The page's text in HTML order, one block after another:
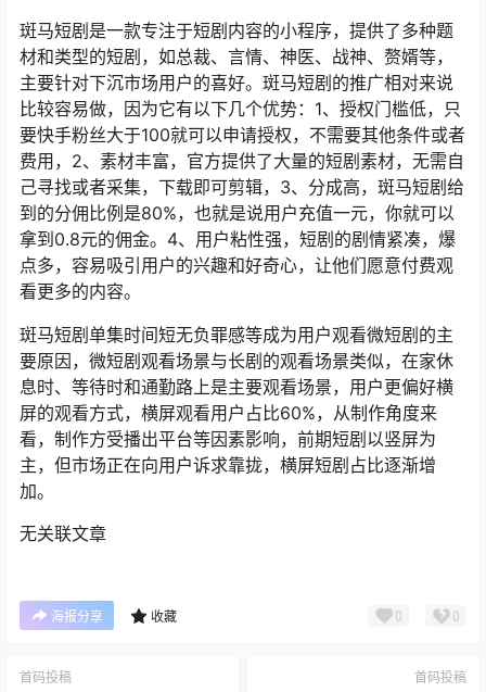
斑马短剧是一款专注于短剧内容的小程序，提供了多种题
材和类型的短剧，如总裁、言情、神医、战神、赘婿等，
主要针对下沉市场用户的喜好。斑马短剧的推广相对来说
比较容易做，因为它有以下几个优势：1、授权门槛低，只
要快手粉丝大于100就可以申请授权，不需要其他条件或者
费用，2、素材丰富，官方提供了大量的短剧素材，无需自
己寻找或者采集，下载即可剪辑，3、分成高，斑马短剧给
到的分佣比例是80%，也就是说用户充值一元，你就可以
拿到0.8元的佣金。4、用户粘性强，短剧的剧情紧凑，爆
点多，容易吸引用户的兴趣和好奇心，让他们愿意付费观
看更多的内容。
斑马短剧单集时间短无负罪感等成为用户观看微短剧的主
要原因，微短剧观看场景与长剧的观看场景类似，在家休
息时、等待时和通勤路上是主要观看场景，用户更偏好横
屏的观看方式，横屏观看用户占比60%，从制作角度来
看，制作方受播出平台等因素影响，前期短剧以竖屏为
主，但市场正在向用户诉求靠拢，横屏短剧占比逐渐增
加。
无关联文章
海报分享 收藏 0 0
首码投稿 首码投稿